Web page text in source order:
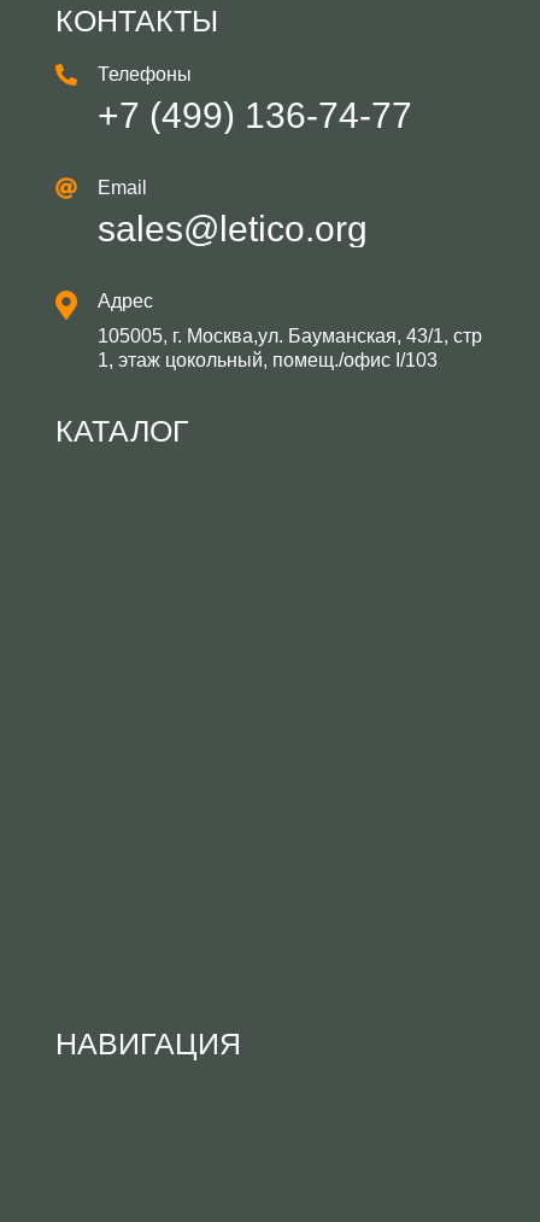
КОНТАКТЫ
Телефоны
+7 (499) 136-74-77
Email
sales@letico.org
Адрес
105005, г. Москва,ул. Бауманская, 43/1, стр
1, этаж цокольный, помещ./офис I/103
КАТАЛОГ
НАВИГАЦИЯ